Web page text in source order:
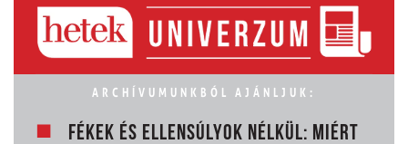
ARCHÍVUMUNKBÓL AJÁNLJUK:
FÉKEK ÉS ELLENSÚLYOK NÉLKÜL: MIÉRT